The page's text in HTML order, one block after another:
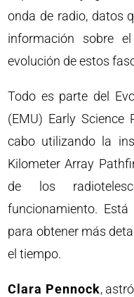
onda de radio, datos
información sobre
evolución de estos
Todo es parte del
(EMU) Early Science
cabo utilizando la
Kilometer Array
de los
funcionamiento.
para obtener más
el tiempo.
Clara Pennock,